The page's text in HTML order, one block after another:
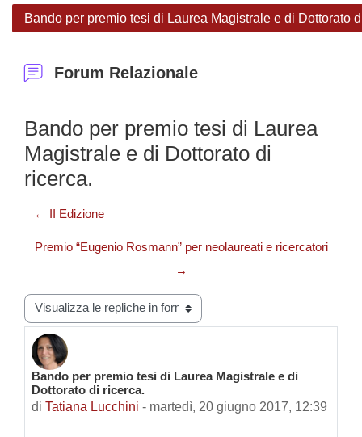
Bando per premio tesi di Laurea Magistrale e di Dottorato
Forum Relazionale
Bando per premio tesi di Laurea
Magistrale e di Dottorato di
ricerca.
← II Edizione
Premio “Eugenio Rosmann” per neolaureati e ricercatori
→
Modalità visualizzazione
Bando per premio tesi di Laurea Magistrale e di
Dottorato di ricerca.
di Tatiana Lucchini - martedì, 20 giugno 2017, 12:39
Numero di risposte: 0